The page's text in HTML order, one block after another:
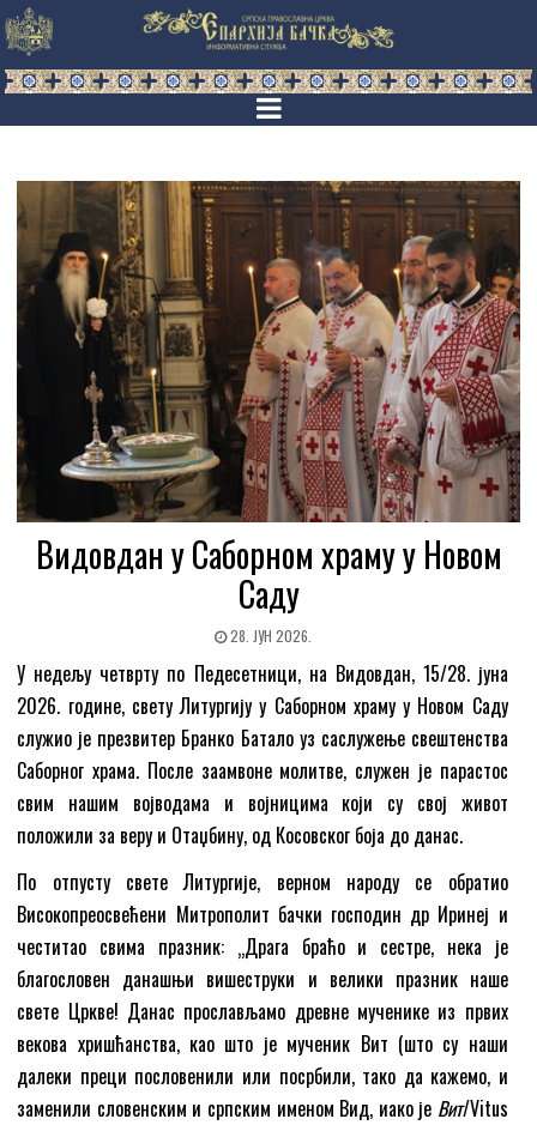
Видовдан у Саборном храму у Новом
Саду
28. ЈУН 2026.
У недељу четврту по Педесетници, на Видовдан, 15/28. јуна
2026. године, свету Литургију у Саборном храму у Новом Саду
служио је презвитер Бранко Батало уз саслужење свештенства
Саборног храма. После заамвоне молитве, служен је парастос
свим нашим војводама и војницима који су свој живот
положили за веру и Отаџбину, од Косовског боја до данас.
По отпусту свете Литургије, верном народу се обратио
Високопреосвећени Митрополит бачки господин др Иринеј и
честитао свима празник: „Драга браћо и сестре, нека је
благословен данашњи вишеструки и велики празник наше
свете Цркве! Данас прослављамо древне мученике из првих
векова хришћанства, као што је мученик Вит (што су наши
далеки преци пословенили или посрбили, тако да кажемо, и
заменили словенским и српским именом Вид, иако је Вит/Vitus